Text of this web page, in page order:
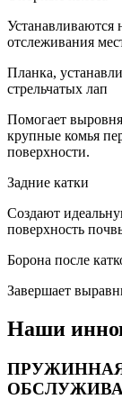
Устанавливаются
отслеживания
Планка,
стрельчатых лап
Помогает
крупные комья
поверхности.
Задние катки
Создают
поверхность
Борона после
Завершает
Наши